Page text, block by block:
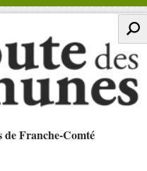
de Franche-Comté